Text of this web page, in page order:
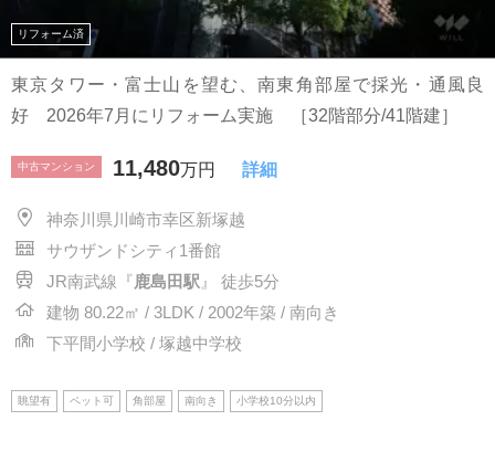
リフォーム済
東京タワー・富士山を望む、南東角部屋で採光・通風良
好 2026年7月にリフォーム実施 ［32階部分/41階建］
中古マンション 11,480万円 詳細
神奈川県川崎市幸区新塚越
サウザンドシティ1番館
JR南武線『 鹿島田駅 』 徒歩5分
建物 80.22㎡ / 3LDK / 2002年築 / 南向き
下平間小学校 / 塚越中学校
眺望有 ペット可 角部屋 南向き 小学校10分以内